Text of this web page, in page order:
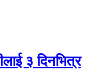
३ दिनभित्र